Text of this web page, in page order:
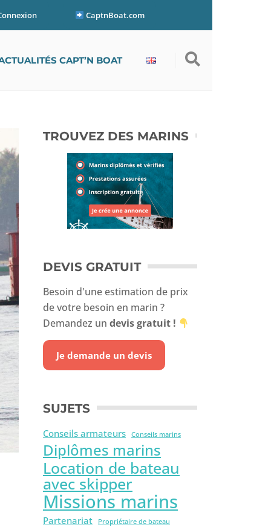
CaptnBoat.com
CAPT’N BOAT
?
TROUVEZ DES MARINS
DEVIS GRATUIT
Besoin d'une estimation de prix
de votre besoin en marin ?
Demandez un devis gratuit !
Je demande un devis
SUJETS
Conseils armateurs Conseils marins
Diplômes marins
Location de bateau
avec skipper
Missions marins
Partenariat
Propriétaire de bateau